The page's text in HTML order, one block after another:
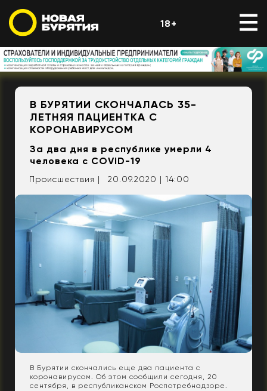
18+
В БУРЯТИИ СКОНЧАЛАСЬ 35-
ЛЕТНЯЯ ПАЦИЕНТКА С
КОРОНАВИРУСОМ
За два дня в республике умерли 4
человека с COVID-19
Происшествия | 20.09.2020 | 14:00
В Бурятии скончались еще два пациента с
коронавирусом. Об этом сообщили сегодня, 20
сентября, в республиканском Роспотребнадзоре.